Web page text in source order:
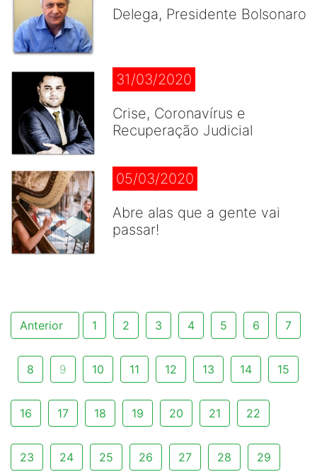
Delega, Presidente Bolsonaro
31/03/2020
Crise, Coronavírus e
Recuperação Judicial
05/03/2020
Abre alas que a gente vai
passar!
Anterior 1 2 3 4 5 6 7
8 9 10 11 12 13 14 15
16 17 18 19 20 21 22
23 24 25 26 27 28 29